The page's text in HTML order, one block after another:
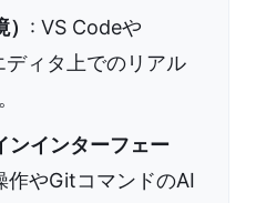
: VS Codeや
ィタ上でのリアル
ンインターフェー
作やGitコマンドのAI